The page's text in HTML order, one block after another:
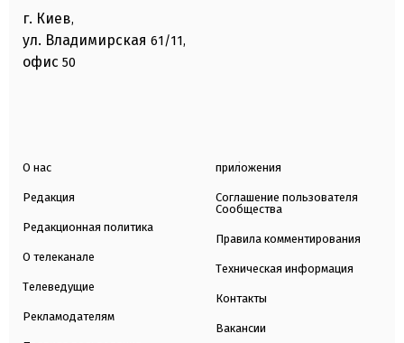
г. Киев,
ул. Владимирская 61/11,
офис 50
О нас
Редакция
Редакционная политика
О телеканале
Телеведущие
Рекламодателям
приложения
Соглашение пользователя
Сообщества
Правила комментирования
Техническая информация
Контакты
Вакансии